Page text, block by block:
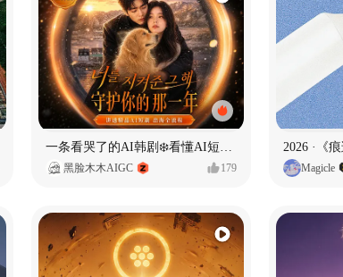
黑脸木木AIGC 179
2026 ·《
Magicle